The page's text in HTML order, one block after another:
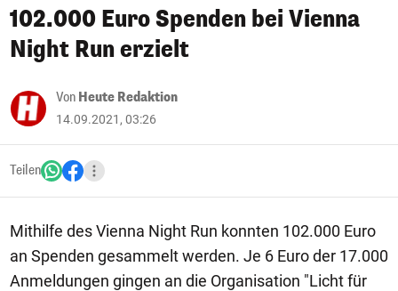
102.000 Euro Spenden bei Vienna
Night Run erzielt
Von Heute Redaktion
14.09.2021, 03:26
Teilen
Mithilfe des Vienna Night Run konnten 102.000 Euro
an Spenden gesammelt werden. Je 6 Euro der 17.000
Anmeldungen gingen an die Organisation "Licht für